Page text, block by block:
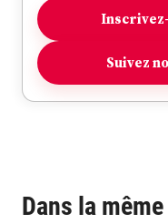
Suivez
Dans la